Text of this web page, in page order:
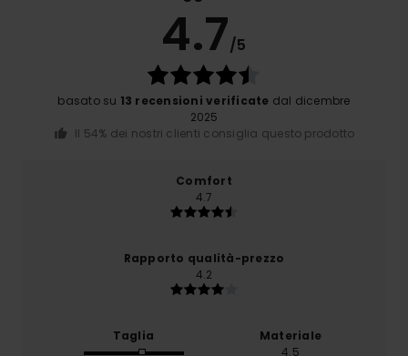
4.7/5
basato su 13 recensioni verificate dal dicembre
2025
Il 54% dei nostri clienti consiglia questo prodotto
Comfort
4.7
Rapporto qualità-prezzo
4.2
Taglia
Materiale
4.5